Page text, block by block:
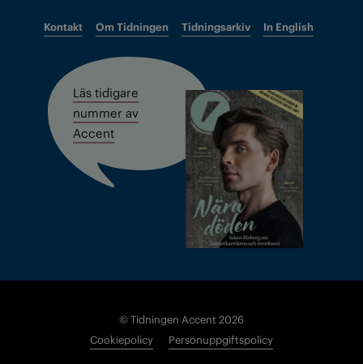
Kontakt Om Tidningen Tidningsarkiv In English
Läs tidigare
nummer av
Accent
© Tidningen Accent 2026
Cookiepolicy
Personuppgiftspolicy